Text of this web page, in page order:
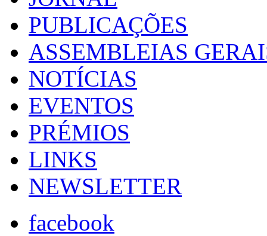
PUBLICAÇÕES
ASSEMBLEIAS
NOTÍCIAS
EVENTOS
PRÉMIOS
LINKS
NEWSLETTER
facebook